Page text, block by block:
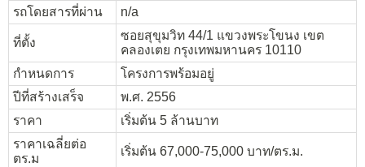
รถโดยสารที่ผ่าน
n/a
ที่ตั้ง
ซอยสุขุมวิท 44/1 แขวงพระโขนง เขต
คลองเตย กรุงเทพมหานคร 10110
กำหนดการ
โครงการพร้อมอยู่
ปีที่สร้างเสร็จ
พ.ศ. 2556
ราคา
เริ่มต้น 5 ล้านบาท
ราคาเฉลี่ยต่อ
ตร.ม
เริ่มต้น 67,000-75,000 บาท/ตร.ม.